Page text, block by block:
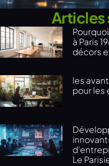
Articles
à Paris
décors
les
pour les
Le